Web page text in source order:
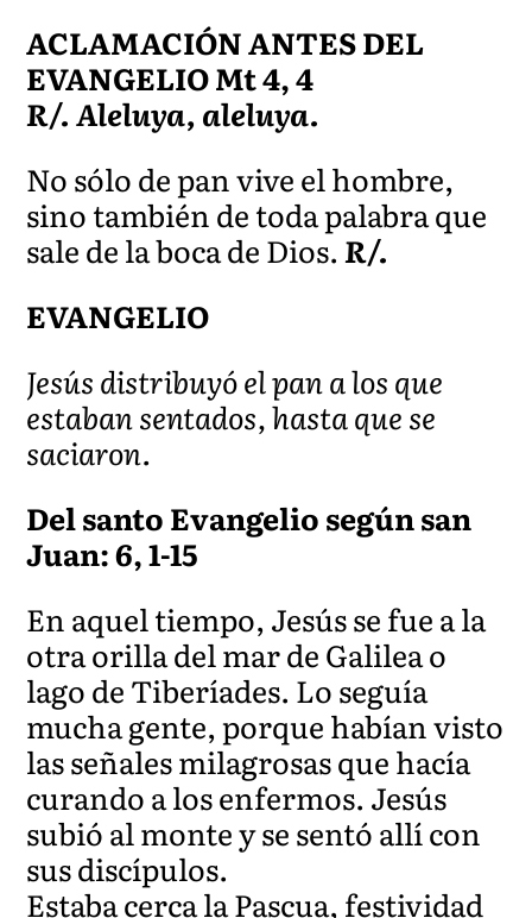
ACLAMACIÓN ANTES DEL
EVANGELIO Mt 4, 4
R/. Aleluya, aleluya.
No sólo de pan vive el hombre,
sino también de toda palabra que
sale de la boca de Dios.R/.
EVANGELIO
Jesús distribuyó el pan a los que
estaban sentados, hasta que se
saciaron.
Del santo Evangelio según san
Juan: 6, 1-15
En aquel tiempo, Jesús se fue a la
otra orilla del mar de Galilea o
lago de Tiberíades. Lo seguía
mucha gente, porque habían visto
las señales milagrosas que hacía
curando a los enfermos. Jesús
subió al monte y se sentó allí con
sus discípulos.
Estaba cerca la Pascua, festividad